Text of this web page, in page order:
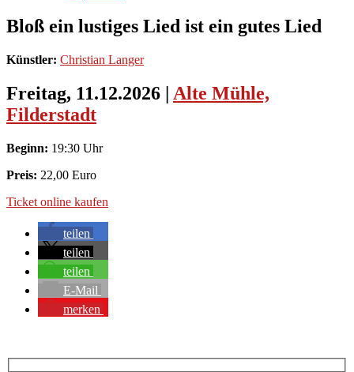
Bloß ein lustiges Lied ist ein gutes Lied
Künstler: Christian Langer
Freitag, 11.12.2026 | Alte Mühle,
Filderstadt
Beginn: 19:30 Uhr
Preis: 22,00 Euro
Ticket online kaufen
teilen
teilen
teilen
E-Mail
merken